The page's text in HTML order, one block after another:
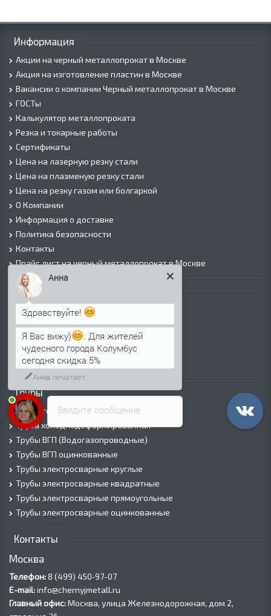
Информация
Акции на черный металлопрокат в Москве
Акция на изготовление пластин в Москве
Вакансии о компании Черный металлопрокат в Москве
ГОСТы
Калькулятор металлопроката
Резка и токарные работы
Сертификаты
Цена на лазерную резку стали
Цена на плазменую резку стали
Цена на резку газом или болгаркой
О Компании
Информация о доставке
Политика безопасности
Контакты
Прайс лист на черный металлопрокат в Москве
Листовой прокат
Лист г/к
Лист х/к
Просечно-вытяжной лист (ПВЛ)
Лист рифленый
Лист оцинкованный
Трубы
Трубы горячедеформированные
Труба холоднодеформированная
Трубы ВГП (Водогазопроводные)
Трубы ВГП оцинкованные
Трубы электросварные круглые
Трубы электросварные квадратные
Трубы электросварные прямоугольные
Трубы электросварные оцинкованные
Контакты
Москва
Телефон:8 (499) 450‑97-07
E-mail:info@chernyjmetall.ru
Главный офис:Москва, улица Железнодорожная, дом 2,
Введите сообщение
Анна
Здравствуйте!
Я Вас вижу)
. Для жителей
чудесного города Колумбус
сегодня скидка 5%
Анна печатает...